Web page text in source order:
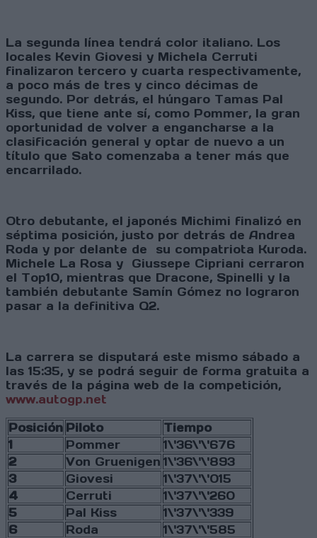
La segunda línea tendrá color italiano. Los
locales Kevin Giovesi y Michela Cerruti
finalizaron tercero y cuarta respectivamente,
a poco más de tres y cinco décimas de
segundo. Por detrás, el húngaro Tamas Pal
Kiss, que tiene ante sí, como Pommer, la gran
oportunidad de volver a engancharse a la
clasificación general y optar de nuevo a un
título que Sato comenzaba a tener más que
encarrilado.
Otro debutante, el japonés Michimi finalizó en
séptima posición, justo por detrás de Andrea
Roda y por delante de su compatriota Kuroda.
Michele La Rosa y Giussepe Cipriani cerraron
el Top10, mientras que Dracone, Spinelli y la
también debutante Samín Gómez no lograron
pasar a la definitiva Q2.
La carrera se disputará este mismo sábado a
las 15:35, y se podrá seguir de forma gratuita a
través de la página web de la competición,
www.autogp.net
Posición Piloto
Tiempo
1
Pommer
1\'36\'\'676
2
Von Gruenigen 1\'36\'\'893
3
Giovesi
1\'37\'\'015
4
Cerruti
1\'37\'\'260
5
Pal Kiss
1\'37\'\'339
6
Roda
1\'37\'\'585